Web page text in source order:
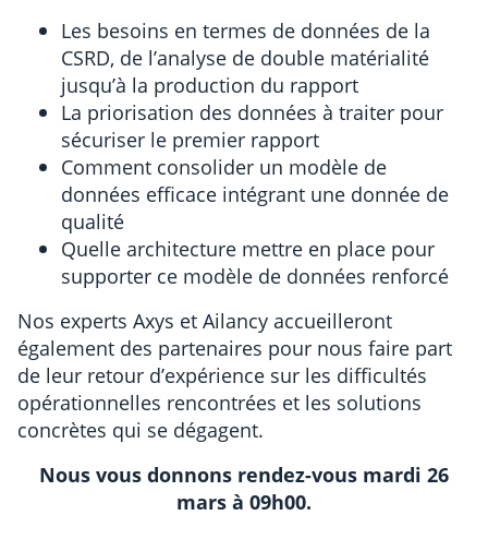
Les besoins en termes de données de la
CSRD, de l’analyse de double matérialité
jusqu’à la production du rapport
La priorisation des données à traiter pour
sécuriser le premier rapport
Comment consolider un modèle de
données efficace intégrant une donnée de
qualité
Quelle architecture mettre en place pour
supporter ce modèle de données renforcé
Nos experts Axys et Ailancy accueilleront
également des partenaires pour nous faire part
de leur retour d’expérience sur les difficultés
opérationnelles rencontrées et les solutions
concrètes qui se dégagent.
Nous vous donnons rendez-vous mardi 26
mars à 09h00.